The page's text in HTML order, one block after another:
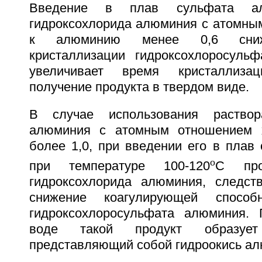
Введение в плав сульфата
гидроксохлорида алюминия с
к алюминию менее 0,6
кристаллизации
увеличивает время
получение продукта в твердом виде.
В случае использования
алюминия с атомным
более 1,0, при введении его в плав
при температуре 100-120oС
гидроксохлорида алюминия,
снижение коагулирующей
гидроксохлоросульфата
воде такой продукт
представляющий собой гидроокись